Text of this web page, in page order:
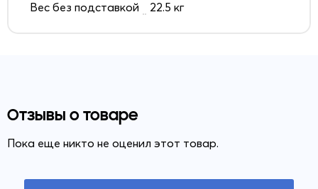
Вес без подставкой
22.5 кг
Отзывы о товаре
Пока еще никто не оценил этот товар.